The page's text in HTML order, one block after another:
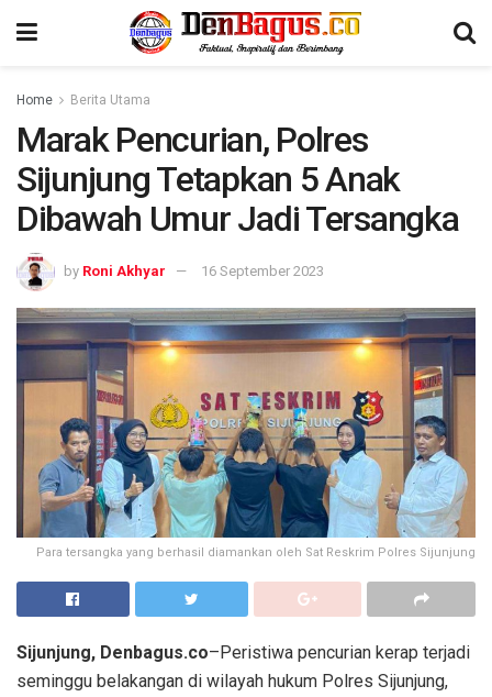
Home Berita Utama
Marak Pencurian, Polres
Sijunjung Tetapkan 5 Anak
Dibawah Umur Jadi Tersangka
by Roni Akhyar 16 September 2023
Para tersangka yang berhasil diamankan oleh Sat Reskrim Polres Sijunjung
Sijunjung, Denbagus.co–Peristiwa pencurian kerap terjadi
seminggu belakangan di wilayah hukum Polres Sijunjung,